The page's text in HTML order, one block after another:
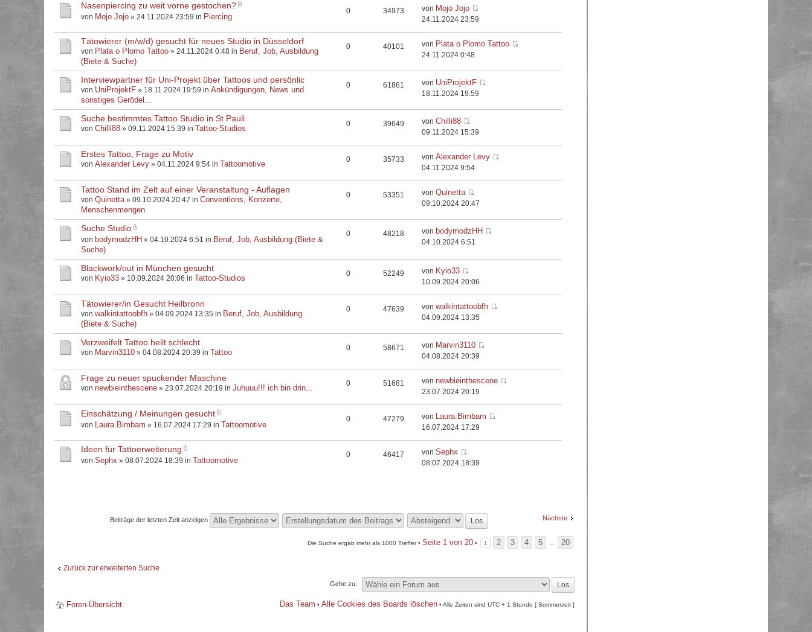
Nasenpiercing zu weit vorne gestochen?
von Mojo Jojo » 24.11.2024 23:59 in Piercing
0 34973 von Mojo Jojo
24.11.2024 23:59
Tätowierer (m/w/d) gesucht für neues Studio in Düsseldorf
von Plata o Plomo Tattoo » 24.11.2024 0:48 in Beruf, Job, Ausbildung
(Biete & Suche)
0 40101 von Plata o Plomo Tattoo
24.11.2024 0:48
Interviewpartner für Uni-Projekt über Tattoos und persönlic
von UniProjektF » 18.11.2024 19:59 in Ankündigungen, News und
sonstiges Gerödel...
0 61861 von UniProjektF
18.11.2024 19:59
Suche bestimmtes Tattoo Studio in St Pauli
von Chilli88 » 09.11.2024 15:39 in Tattoo-Studios 0 39649 vonChilli88
09.11.2024 15:39
Erstes Tattoo, Frage zu Motiv
von Alexander Levy » 04.11.2024 9:54 in Tattoomotive 0 35733 vonAlexander Levy
04.11.2024 9:54
Tattoo Stand im Zelt auf einer Veranstaltung - Auflagen
von Quinetta» 09.10.2024 20:47 in Conventions, Konzerte,
Menschenmengen
0 53351 vonQuinetta
09.10.2024 20:47
Suche Studio
von bodymodzHH » 04.10.2024 6:51 in Beruf, Job, Ausbildung (Biete &
Suche)
0 48218 von bodymodzHH
04.10.2024 6:51
Blackwork/out in München gesucht
von Kyio33 » 10.09.2024 20:06 in Tattoo-Studios 0 52249 von Kyio33
10.09.2024 20:06
Tätowierer/in Gesucht Heilbronn
von walkintattoobfh » 04.09.2024 13:35 in Beruf, Job, Ausbildung
(Biete & Suche)
0 47639 vonwalkintattoobfh
04.09.2024 13:35
Verzweifelt Tattoo heilt schlecht
von Marvin3110 » 04.08.2024 20:39 in Tattoo 0 58671 von Marvin3110
04.08.2024 20:39
Frage zu neuer spuckender Maschine
von newbieinthescene » 23.07.2024 20:19 in Juhuuu!!! ich bin drin... 0 51681 vonnewbieinthescene
23.07.2024 20:19
Einschätzung / Meinungen gesucht
von Laura.Bimbam » 16.07.2024 17:29 in Tattoomotive
0 47279 von Laura.Bimbam
16.07.2024 17:29
Ideen für Tattoerweiterung
von Sephx » 08.07.2024 18:39 in Tattoomotive
0 46417 vonSephx
08.07.2024 18:39
Nächste
Beiträge der letzten Zeit anzeigen
Die Suche ergab mehr als 1000 Treffer • Seite 1 von 20 • 1 2 3 4 5 20
Zurück zur erweiterten Suche
Gehe zu:
Foren-Übersicht Das Team • Alle Cookies des Boards löschen • Alle Zeiten sind UTC + 1 Stunde [ Sommerzeit ]